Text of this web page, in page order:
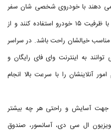
دهند با خودروی شخصی شان سفر
کنند، می توانند از پارکینگ رایگان هتل با ظرفیت ۱۵ خودرو استفاده کنند و از
مناسب خیالشان راحت باشد. در سراسر
به اینترنت وای فای رایگان و
آنلاینشان را با سرعت بالا انجام
کوچک هتل با ظرفیت ۱۵ نفر جهت آسایش و راحتی هر چه بیشتر
ال سی دی، آسانسور، صندوق